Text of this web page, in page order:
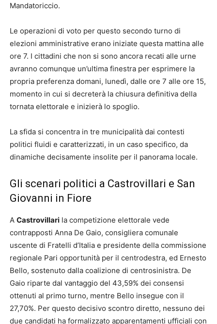
Mandatoriccio.
Le operazioni di voto per questo secondo turno di
elezioni amministrative erano iniziate questa mattina alle
ore 7. I cittadini che non si sono ancora recati alle urne
avranno comunque un’ultima finestra per esprimere la
propria preferenza domani, lunedì, dalle ore 7 alle ore 15,
momento in cui si decreterà la chiusura definitiva della
tornata elettorale e inizierà lo spoglio.
La sfida si concentra in tre municipalità dai contesti
politici fluidi e caratterizzati, in un caso specifico, da
dinamiche decisamente insolite per il panorama locale.
Gli scenari politici a Castrovillari e San
Giovanni in Fiore
A Castrovillari la competizione elettorale vede
contrapposti Anna De Gaio, consigliera comunale
uscente di Fratelli d’Italia e presidente della commissione
regionale Pari opportunità per il centrodestra, ed Ernesto
Bello, sostenuto dalla coalizione di centrosinistra. De
Gaio riparte dal vantaggio del 43,59% dei consensi
ottenuti al primo turno, mentre Bello insegue con il
27,70%. Per questo decisivo scontro diretto, nessuno dei
due candidati ha formalizzato apparentamenti ufficiali con